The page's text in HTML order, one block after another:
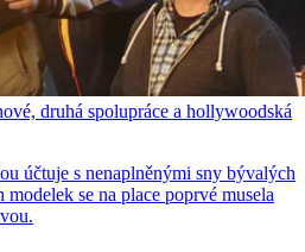
druhá spolupráce a hollywoodská
účtuje s nenaplněnými sny bývalých
modelek se na place poprvé musela